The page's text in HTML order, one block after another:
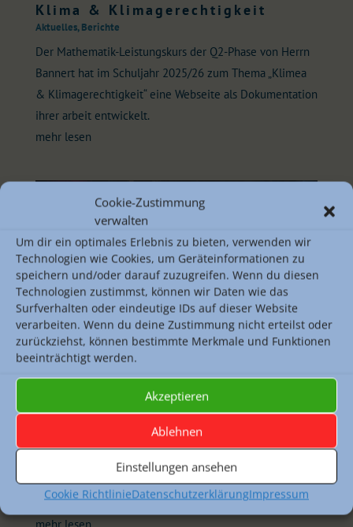
Cookie-Zustimmung
verwalten
Um dir ein optimales Erlebnis zu bieten, verwenden wir
Technologien wie Cookies, um Geräteinformationen zu
speichern und/oder darauf zuzugreifen. Wenn du diesen
Technologien zustimmst, können wir Daten wie das
Surfverhalten oder eindeutige IDs auf dieser Website
verarbeiten. Wenn du deine Zustimmung nicht erteilst oder
zurückziehst, können bestimmte Merkmale und Funktionen
beeinträchtigt werden.
Akzeptieren
Ablehnen
Einstellungen ansehen
Cookie RichtlinieDatenschutzerklärungImpressum
Klima & Klimagerechtigkeit
Aktuelles,Berichte
Der Mathematik-Leistungskurs der Q2-Phase von Herrn
Bannert hat im Schuljahr 2025/26 zum Thema „Klimea
& Klimagerechtigkeit“ eine Webseite als Dokumentation
ihrer arbeit entwickelt.
mehr lesen
Düstere Klänge und mörderischer Ehrgeiz: Musikkurse
besuchen Verdis „Macbeth“ Am Freitag, den 24. April
tauschten die Musikkurse von Herrn Reichardt und
Herrn Lein den Klassenraum gegen den Saal der Oper
Frankfurt. Auf dem Programm stand ein echtes
Schwergewicht der...